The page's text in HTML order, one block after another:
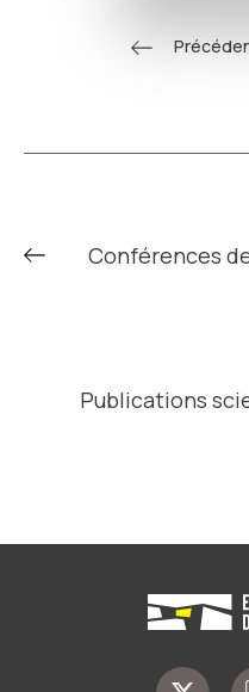
Conférences
Publications